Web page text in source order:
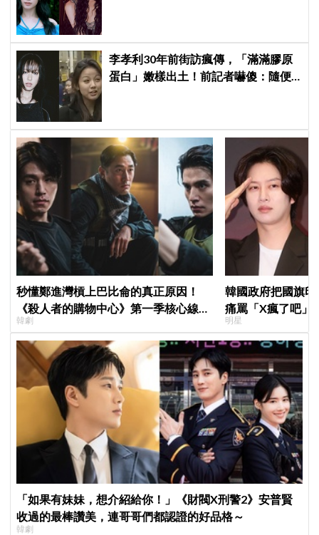
李孝利30年前街訪瘋傳，「滿滿膠原
蛋白」嫩樣出土！前記者嚇傻：隨便
秒懂鄭進灣槓上巴比侖的真正原因！
《殺人者的購物中心》第一季核心線索
快速複習
韓劇
韓國政府把國旗
痛罵「X瘋了吧」
明星
「如果有妹妹，想介紹給你！」《財閥X刑警2》安普賢
收過的最棒讚美，連哥哥們都認證的好品格～
韓劇